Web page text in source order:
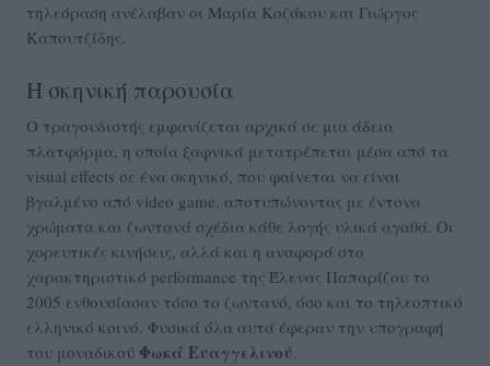
τηλεόραση ανέλαβαν οι Μαρία Κοζάκου και Γιώργος
Καπουτζίδης.
Η σκηνική παρουσία
Ο τραγουδιστής εμφανίζεται αρχικά σε μια άδεια
πλατφόρμα, η οποία ξαφνικά μετατρέπεται μέσα από τα
visual effects σε ένα σκηνικό, που φαίνεται να είναι
βγαλμένο από video game, αποτυπώνοντας με έντονα
χρώματα και ζωντανά σχέδια κάθε λογής υλικά αγαθά. Οι
χορευτικές κινήσεις, αλλά και η αναφορά στο
χαρακτηριστικό performance της Έλενας Παπαρίζου το
2005 ενθουσίασαν τόσο το ζωντανό, όσο και το τηλεοπτικό
ελληνικό κοινό. Φυσικά όλα αυτά έφεραν την υπογραφή
του μοναδικού Φωκά Ευαγγελινού.